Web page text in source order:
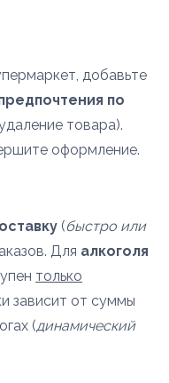
добавьте
по
товара).
оформление.
(быстро или
Для алкоголя
только
зависит от суммы
(динамический